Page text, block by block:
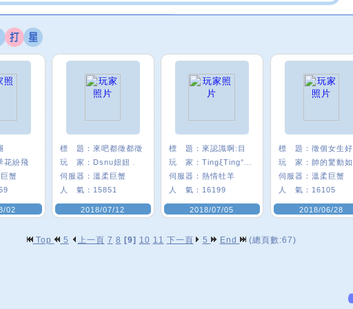
花紛飛
蟹
02
標 題： 來吧都徵都徵
玩 家： Dsnυ妞妞﹒
伺服器： 溫柔巨蟹
人 氣： 15851
2018/07/12
標 題： 來認識啊:目
玩 家：
伺服器： 熱情牡羊
人 氣： 16199
2018/07/05
標 題：
玩 家：
伺服器： 溫柔巨蟹
人 氣： 16105
2018/06/28
Top 5 上一頁 7 8 [9] 10 11 下一頁 5 End (總頁數:67)